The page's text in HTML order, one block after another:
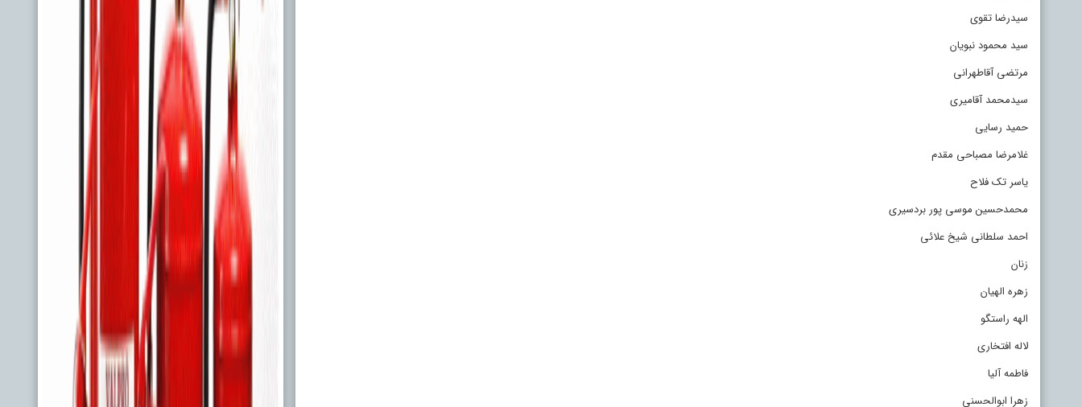
سیدرضا تقوی
سید محمود نبویان
مرتضی آقاطهرانی
سیدمحمد آقامیری
حمید رسایی
غلامرضا مصباحی مقدم
یاسر تک فلاح
محمدحسین موسی پور بردسیری
احمد سلطانی شیخ علائی
زنان
زهره الهیان
الهه راستگو
لاله افتخاری
فاطمه آلیا
زهرا ابوالحسنی